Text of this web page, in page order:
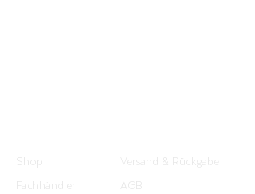
Shop
Fachhändler
Versand & Rückgabe
AGB